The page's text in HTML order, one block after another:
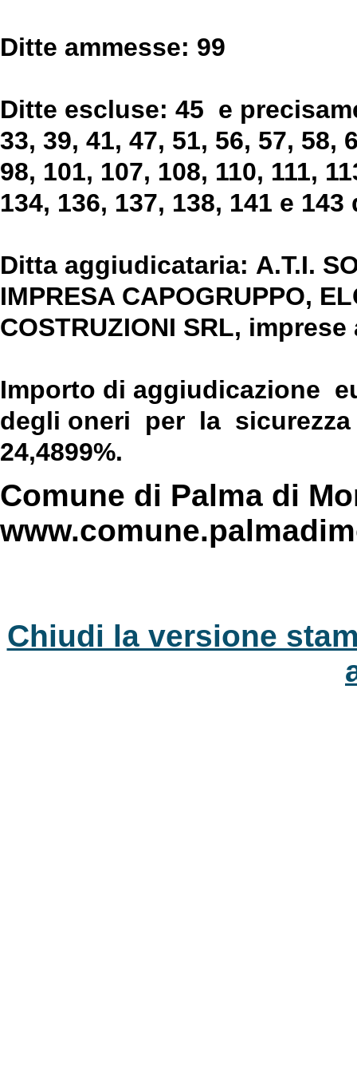
Ditte ammesse: 99
Ditte escluse: 45 e
33, 39, 41, 47, 51, 56, 57, 58,
98, 101, 107, 108, 110, 111,
134, 136, 137, 138, 141 e
Ditta aggiudicataria: A.T.I.
IMPRESA CAPOGRUPPO,
COSTRUZIONI SRL,
Importo di aggiudicazione
degli oneri per la sicurezza
24,4899%.
Comune di Palma di
Chiudi la versione